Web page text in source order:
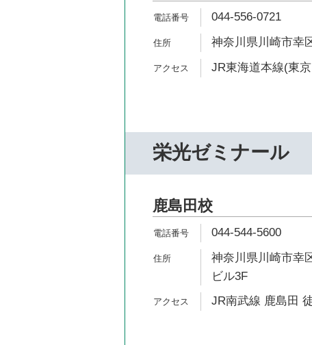
044-556-0721
神奈川県川崎市幸
JR東海道本線(東
栄光ゼミナール
鹿島田校
044-544-5600
神奈川県川崎市幸
ビル3F
JR南武線 鹿島田